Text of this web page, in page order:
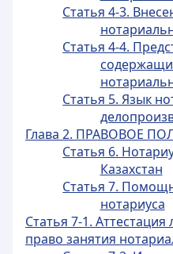
Статья 4-3.
Статья 4-4.
Статья 5. Язык
Глава 2. ПРАВОВОЕ
Статья 6.
Казахстан
Статья 7.
нотариуса
Статья 7-1.
право занятия